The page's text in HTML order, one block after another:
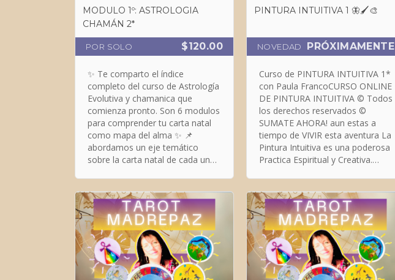
MODULO 1º: ASTROLOGIA
CHAMÁN 2*
POR SOLO $120.00
✨ Te comparto el índice
completo del curso de Astrología
Evolutiva y chamanica que
comienza pronto. Son 6 modulos
para comprender tu carta natal
como mapa del alma ✨ 📌
abordamos un eje temático
sobre la carta natal de cada una
PINTURA INTUITIVA 1 🦋🖌️🎨
NOVEDAD PRÓXIMAMENTE
Curso de PINTURA INTUITIVA 1*
con Paula FrancoCURSO ONLINE
DE PINTURA INTUITIVA © Todos
los derechos reservados ©
SUMATE AHORA! aun estas a
tiempo de VIVIR esta aventura ​La
Pintura Intuitiva es una poderosa
Practica Espiritual y Creativa.